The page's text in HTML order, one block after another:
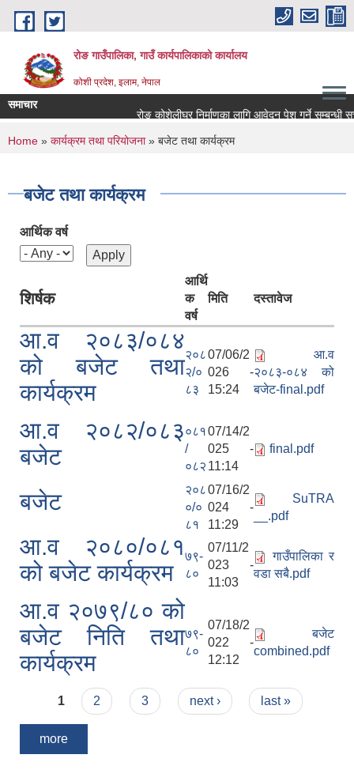
Skip to main content
रोङ गाउँपालिका, गाउँ कार्यपालिकाको कार्यालय
कोशी प्रदेश, इलाम, नेपाल
समाचार
रोङ कोशेलीघर निर्माणका लागि आवेदन पेश गर्ने सम्बन्धी
You are here
Home » कार्यक्रम तथा परियोजना» बजेट तथा कार्यक्रम
बजेट तथा कार्यक्रम
आर्थिक वर्ष
शिर्षक
आर्थि
क
वर्ष
मिति दस्तावेज
आ.व २०८३/०८४
को बजेट तथा
कार्यक्रम
२०८
२/०
८३
07/06/2
026 -
15:24
आ.व
२०८३-०८४ को
बजेट-final.pdf
आ.व २०८२/०८३
बजेट
०८१
/
०८२
07/14/2
025 -
11:14
final.pdf
बजेट
२०८
०/०
८१
07/16/2
024 -
11:29
SuTRA
__.pdf
आ.व २०८०/०८१
को बजेट कार्यक्रम
७९-
८०
07/11/2
023 -
11:03
गाउँपालिका र
वडा सबै.pdf
आ.व २०७९/८० को
बजेट निति तथा
कार्यक्रम
७९-
८०
07/18/2
022 -
12:12
बजेट
combined.pdf
Pages
1 2 3 next › last »
more